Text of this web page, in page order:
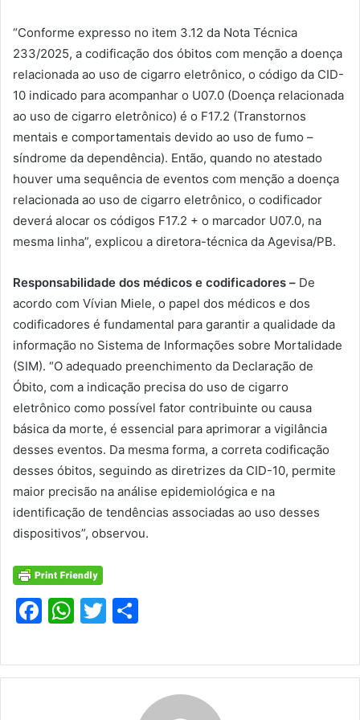
“Conforme expresso no item 3.12 da Nota Técnica
233/2025, a codificação dos óbitos com menção a doença
relacionada ao uso de cigarro eletrônico, o código da CID-
10 indicado para acompanhar o U07.0 (Doença relacionada
ao uso de cigarro eletrônico) é o F17.2 (Transtornos
mentais e comportamentais devido ao uso de fumo –
síndrome da dependência). Então, quando no atestado
houver uma sequência de eventos com menção a doença
relacionada ao uso de cigarro eletrônico, o codificador
deverá alocar os códigos F17.2 + o marcador U07.0, na
mesma linha”, explicou a diretora-técnica da Agevisa/PB.
Responsabilidade dos médicos e codificadores – De
acordo com Vívian Miele, o papel dos médicos e dos
codificadores é fundamental para garantir a qualidade da
informação no Sistema de Informações sobre Mortalidade
(SIM). “O adequado preenchimento da Declaração de
Óbito, com a indicação precisa do uso de cigarro
eletrônico como possível fator contribuinte ou causa
básica da morte, é essencial para aprimorar a vigilância
desses eventos. Da mesma forma, a correta codificação
desses óbitos, seguindo as diretrizes da CID-10, permite
maior precisão na análise epidemiológica e na
identificação de tendências associadas ao uso desses
dispositivos”, observou.
F
c
e
W
at
s
T
itt
er
ar
e